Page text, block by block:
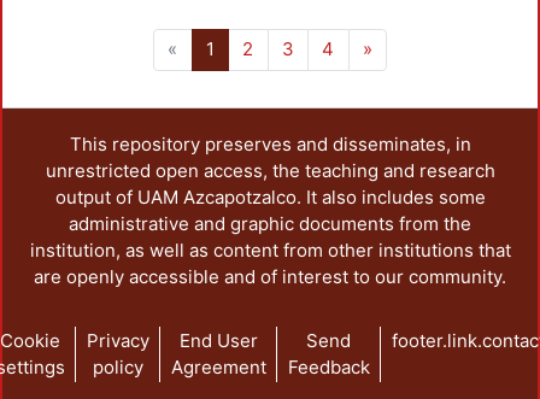
« 1 (current)
2 3 4 »
This repository preserves and disseminates, in
unrestricted open access, the teaching and research
output of UAM Azcapotzalco. It also includes some
administrative and graphic documents from the
institution, as well as content from other institutions that
are openly accessible and of interest to our community.
Cookie
Privacy
policy
End User
Agreement
Send
Feedback